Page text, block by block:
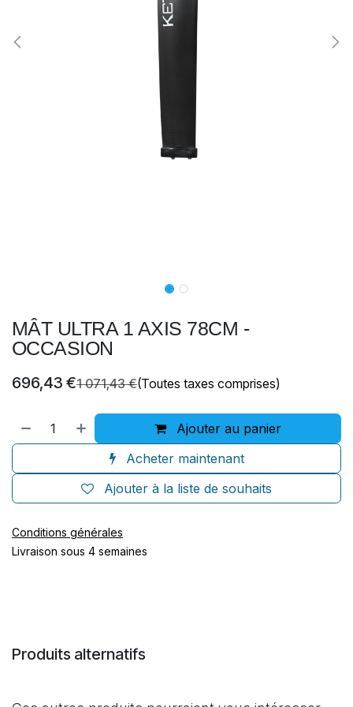
MÂT ULTRA 1 AXIS 78CM -
OCCASION
696,43 €1 071,43€(Toutes taxes comprises)
Ajouter au panier
Acheter maintenant
Ajouter à la liste de souhaits
Conditions générales
Livraison sous 4 semaines
Produits alternatifs